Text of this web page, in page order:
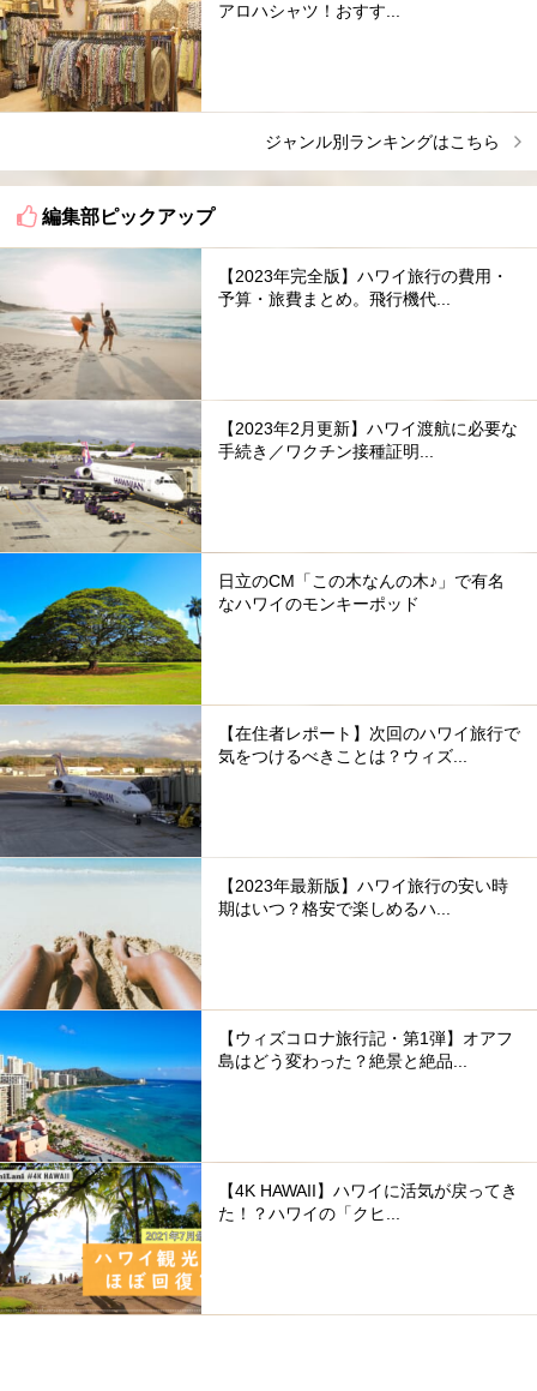
アロハシャツ！おすす...
ジャンル別ランキングはこちら
編集部ピックアップ
【2023年完全版】ハワイ旅行の費用・
予算・旅費まとめ。飛行機代...
【2023年2月更新】ハワイ渡航に必要な
手続き／ワクチン接種証明...
日立のCM「この木なんの木♪」で有名
なハワイのモンキーポッド
【在住者レポート】次回のハワイ旅行で
気をつけるべきことは？ウィズ...
【2023年最新版】ハワイ旅行の安い時
期はいつ？格安で楽しめるハ...
【ウィズコロナ旅行記・第1弾】オアフ
島はどう変わった？絶景と絶品...
【4K HAWAII】ハワイに活気が戻ってき
た！？ハワイの「クヒ...